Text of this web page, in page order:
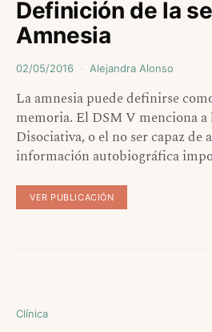
Definición de la
Amnesia
02/05/2016 Alejandra Alonso
La amnesia puede definirse
memoria. El DSM V menciona
Disociativa, o el no ser capaz de
información autobiográfica
VER PUBLICACIÓN
Clínica